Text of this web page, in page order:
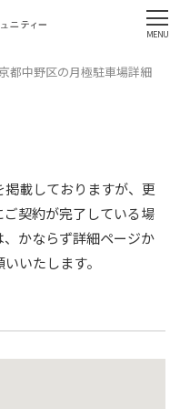
都中野区の月極駐車場詳細
載しておりますが、更
契約が完了している場
かならず詳細ページか
いたします。